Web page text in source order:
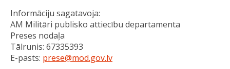
Informāciju sagatavoja:
AM Militāri publisko attiecību departamenta
Preses nodaļa
Tālrunis: 67335393
E-pasts: prese@mod.gov.lv